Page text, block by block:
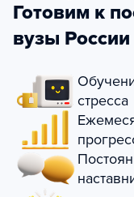
Готовим к
вузы России
стресса